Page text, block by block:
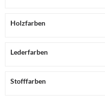
Holzfarben
Lederfarben
Stofffarben